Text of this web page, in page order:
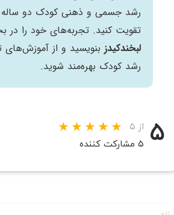
رشد جسمی و ذهنی کودک دو ساله
تقویت کنید. تجربه‌های خود را
لبخندکیدز بنویسید و از
رشد کودک بهره‌مند شوید.
۵ از ۵
۵ مشارکت کننده